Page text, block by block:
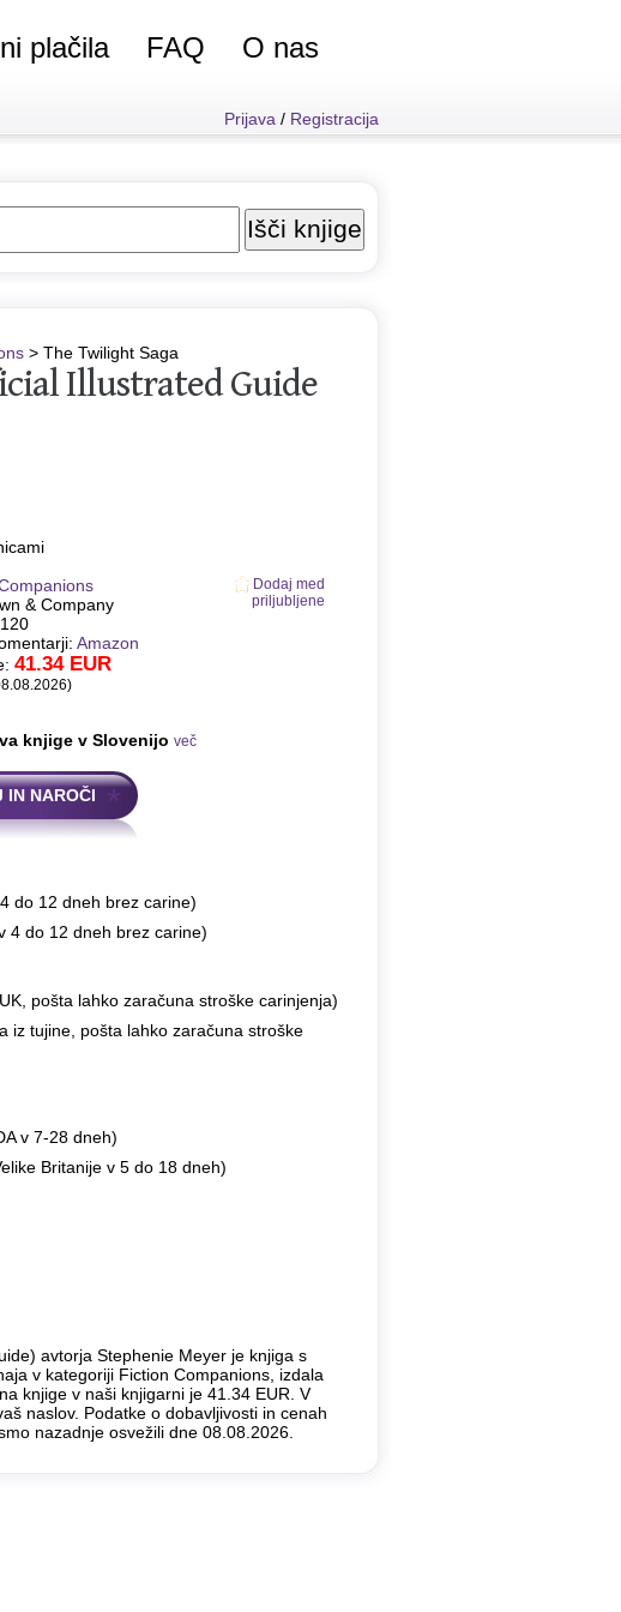
plačila FAQ O nas
Prijava / Registracija
> The Twilight Saga
Illustrated Guide
& Company
Amazon
41.34EUR
knjige v Slovenijo več
IN NAROČI
Dodaj med
priljubljene
do 12 dneh brez carine)
4 do 12 dneh brez carine)
pošta lahko zaračuna stroške carinjenja)
iz tujine, pošta lahko zaračuna stroške
v 7-28 dneh)
Britanije v 5 do 18 dneh)
avtorja Stephenie Meyer je knjiga s
v kategoriji Fiction Companions, izdala
knjige v naši knjigarni je 41.34 EUR. V
naslov. Podatke o dobavljivosti in cenah
nazadnje osvežili dne 08.08.2026.